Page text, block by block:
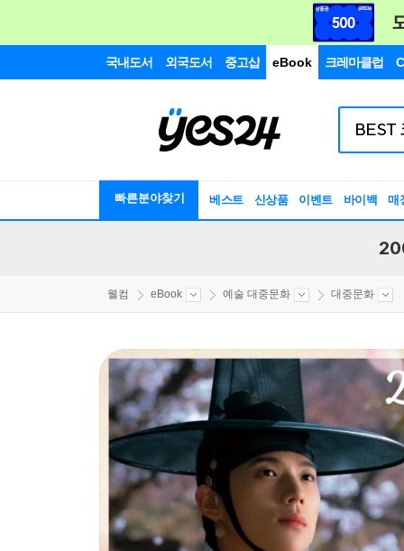
국내도서 외국도서 중고샵 eBook 크레마클럽
빠른분야찾기 베스트 신상품 이벤트 바이백 매
웰컴 eBook 예술 대중문화 대중문화